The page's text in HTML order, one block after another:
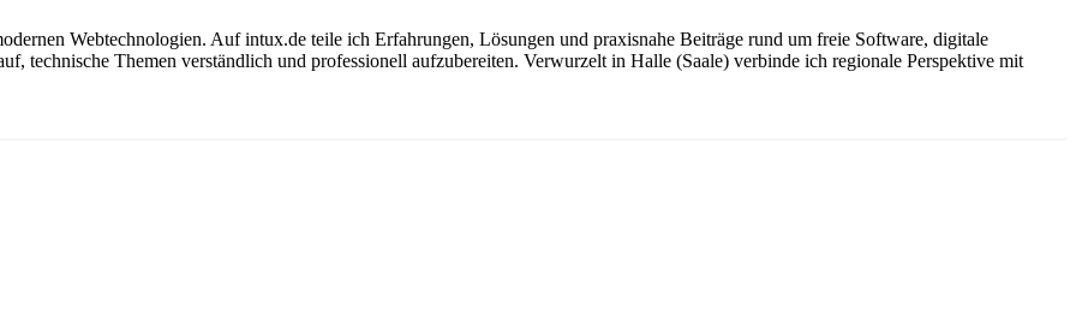
Webtechnologien. Auf intux.de teile ich Erfahrungen, Lösungen und praxisnahe Beiträge rund um freie Software, digitale
technische Themen verständlich und professionell aufzubereiten. Verwurzelt in Halle (Saale) verbinde ich regionale Perspektive mit